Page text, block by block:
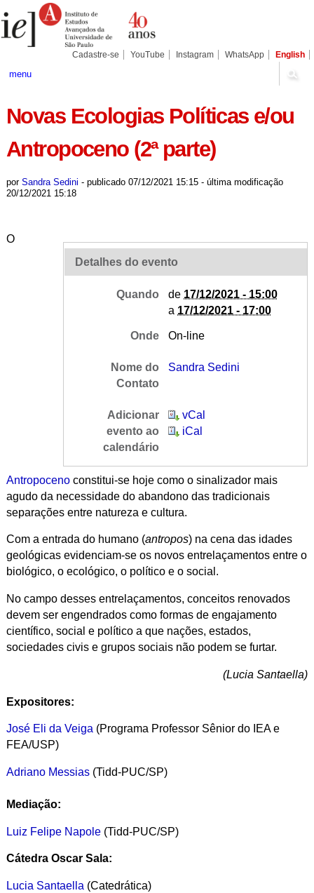
para
conteúdo.
Pessoais
Cadastre-se YouTube Instagram WhatsApp English
menu
Novas Ecologias Políticas e/ou
Antropoceno (2ª parte)
por Sandra Sedini - publicado07/12/2021 15:15 - última modificação
20/12/2021 15:18
Detalhes do evento
Quando de 17/12/2021 - 15:00
a 17/12/2021 - 17:00
Onde On-line
Nome do
Contato
Sandra Sedini
Adicionar
evento ao
calendário
vCal
iCal
O
Antropocenoconstitui-se hoje como o sinalizador mais
agudo da necessidade do abandono das tradicionais
separações entre natureza e cultura.
Com a entrada do humano (antropos) na cena das idades
geológicas evidenciam-se os novos entrelaçamentos entre o
biológico, o ecológico, o político e o social.
No campo desses entrelaçamentos, conceitos renovados
devem ser engendrados como formas de engajamento
científico, social e político a que nações, estados,
sociedades civis e grupos sociais não podem se furtar.
(Lucia Santaella)
Expositores:
José Eli da Veiga (Programa Professor Sênior do IEA e
FEA/USP)
Adriano Messias(Tidd-PUC/SP)
Mediação:
Luiz Felipe Napole(Tidd-PUC/SP)
Cátedra Oscar Sala:
Lucia Santaella (Catedrática)